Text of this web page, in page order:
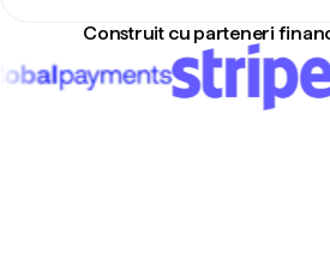
Construit cu parteneri